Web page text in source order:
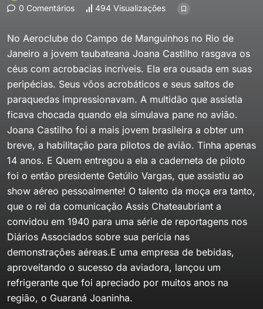
0 Comentários
494 Visualizações
No Aeroclube do Campo de Manguinhos no Rio de
Janeiro a jovem taubateana Joana Castilho rasgava os
céus com acrobacias incríveis. Ela era ousada em suas
peripécias. Seus vôos acrobáticos e seus saltos de
paraquedas impressionavam. A multidão que assistia
ficava chocada quando ela simulava pane no avião.
Joana Castilho foi a mais jovem brasileira a obter um
breve, a habilitação para pilotos de avião. Tinha apenas
14 anos. E Quem entregou a ela a caderneta de piloto
foi o então presidente Getúlio Vargas, que assistiu ao
show aéreo pessoalmente! O talento da moça era tanto,
que o rei da comunicação Assis Chateaubriant a
convidou em 1940 para uma série de reportagens nos
Diários Associados sobre sua perícia nas
demonstrações aéreas.E uma empresa de bebidas,
aproveitando o sucesso da aviadora, lançou um
refrigerante que foi apreciado por muitos anos na
região, o Guaraná Joaninha.